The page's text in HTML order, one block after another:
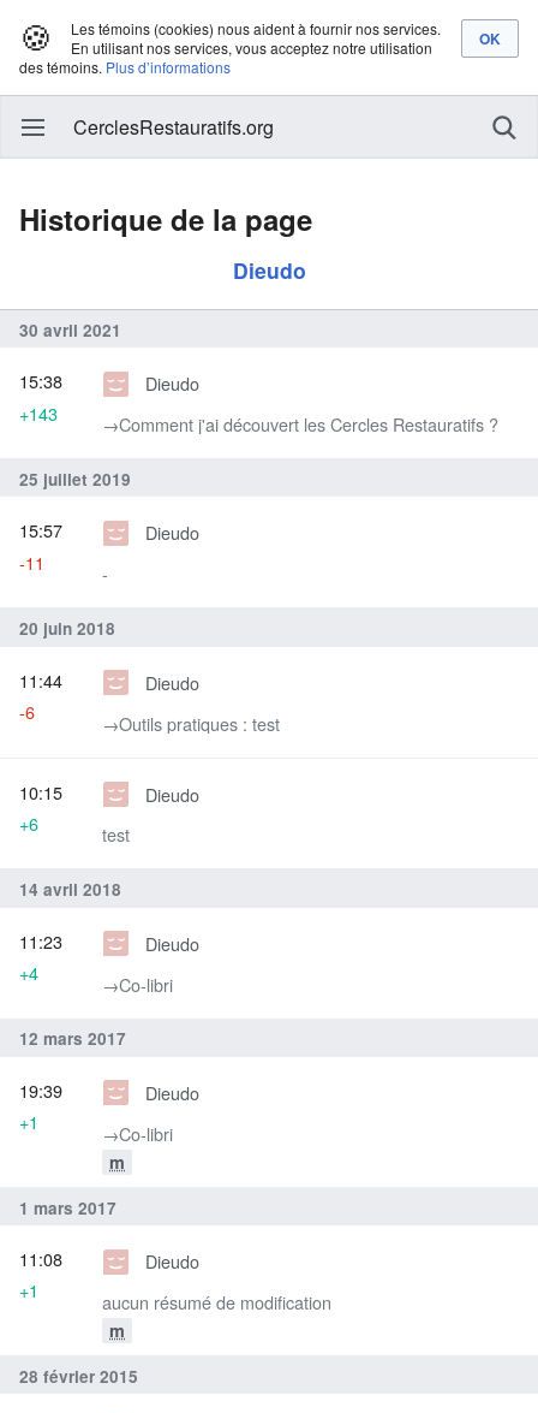
🍪
Les témoins (cookies) nous aident à fournir nos services.
En utilisant nos services, vous acceptez notre utilisation
des témoins. Plus d’informations
CerclesRestauratifs.org
Historique de la page
Dieudo
30 avril 2021
Dieudo
→‎Comment j'ai découvert les Cercles Restauratifs ?
15:38
+143
25 juillet 2019
Dieudo
-
15:57
-11
20 juin 2018
Dieudo
→‎Outils pratiques : test
11:44
-6
Dieudo
test
10:15
+6
14 avril 2018
Dieudo
→‎Co-libri
11:23
+4
12 mars 2017
Dieudo
→‎Co-libri
m
19:39
+1
1 mars 2017
Dieudo
aucun résumé de modification
m
11:08
+1
28 février 2015